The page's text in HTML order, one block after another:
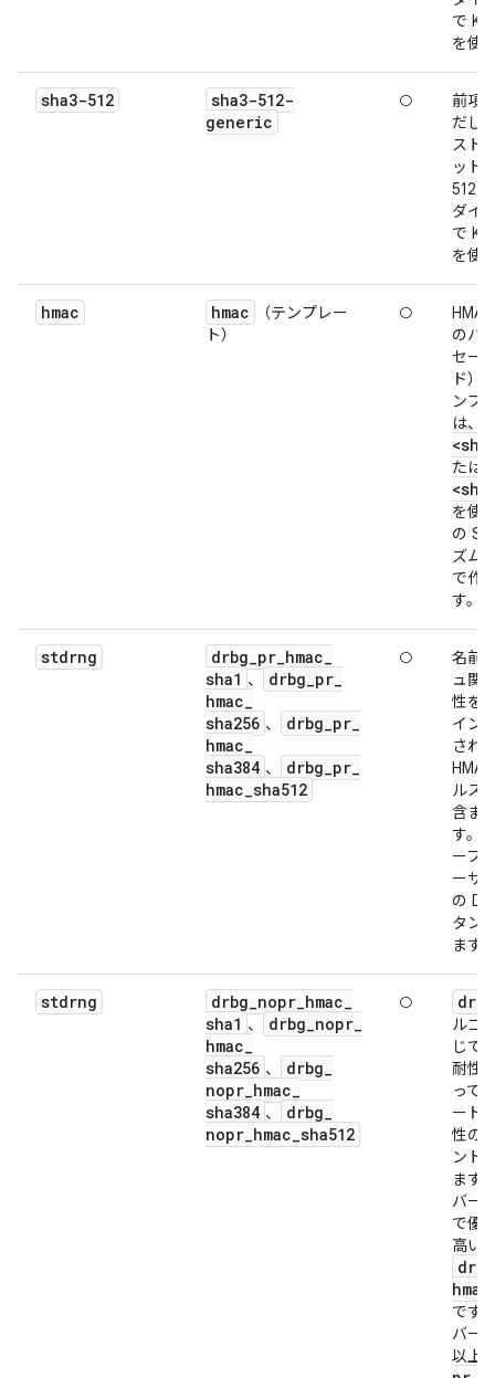
で
を使
sha3-512
sha3-512-
generic
○
前項
だし
スト
ット
512
ダイ
で
を使
hmac hmac
（テンプレー
ト）
○
のハ
セー
ド）:
ンプ
は、
たは
を使
の
ズム
で作
す。
stdrng drbg_pr_hmac_
sha1 、 drbg_pr_
hmac_
sha256 、 drbg_pr_
hmac_
sha384 、 drbg_pr_
hmac_sha512
○
名前
ュ関
性を
イン
され
ルス
含ま
す。
ーフ
ーザ
の
タン
ます
stdrng drbg_nopr_hmac_
sha1 、 drbg_nopr_
hmac_
sha256 、 drbg_
nopr_hmac_
sha384 、 drbg_
nopr_hmac_sha512
○ drbg
ルゴ
じで
耐性
って
ード
性の
ント
ます
バー
で優
高い
drbg
hmac
です
バー
以上